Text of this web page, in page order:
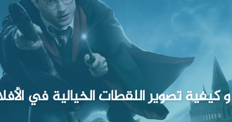
كيفية تصوير اللقطات الخيالية في